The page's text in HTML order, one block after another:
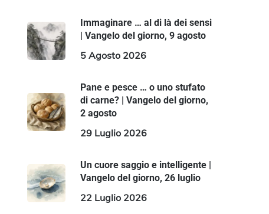
Immaginare … al di là dei sensi
| Vangelo del giorno, 9 agosto
5 Agosto 2026
Pane e pesce … o uno stufato
di carne? | Vangelo del giorno,
2 agosto
29 Luglio 2026
Un cuore saggio e intelligente |
Vangelo del giorno, 26 luglio
22 Luglio 2026